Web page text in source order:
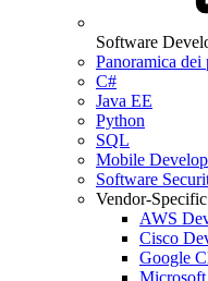
Software
Panoramica dei
C#
Java EE
Python
SQL
Mobile
Software
Vendor-Specific
AWS
Cisco
Google